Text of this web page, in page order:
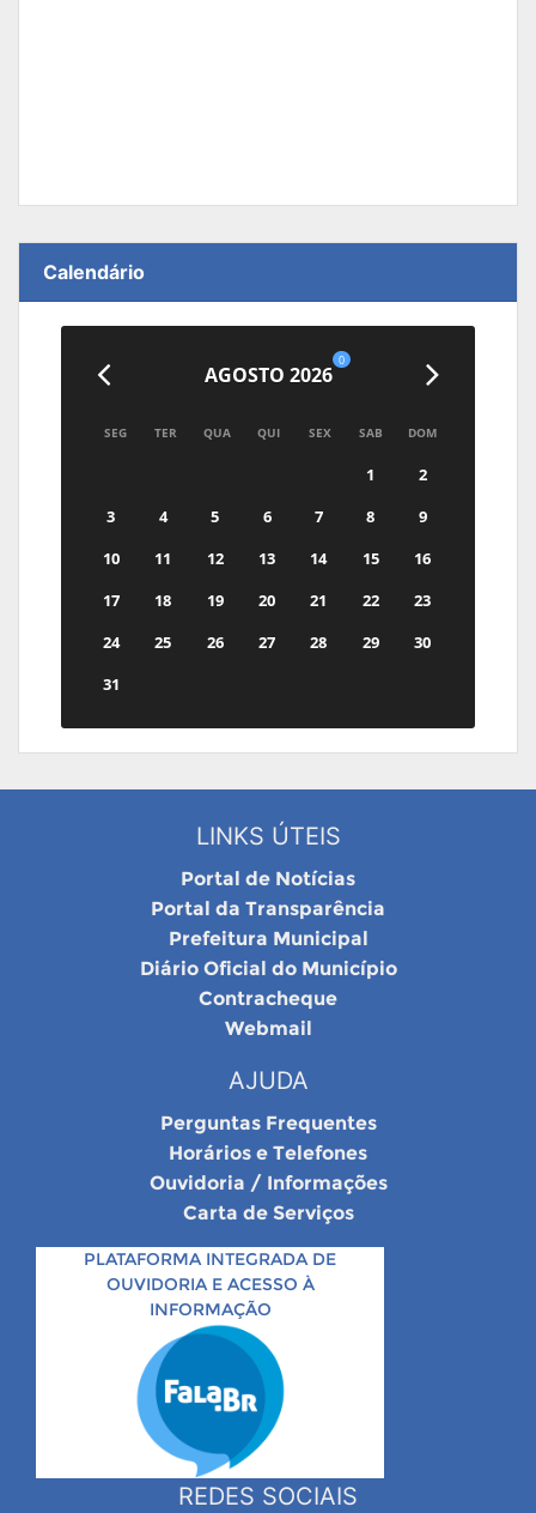
Calendário
AGOSTO 2026
0
SEG TER QUA QUI SEX SAB DOM
1
2
3
4 5 6 7 8
9
10
11 12 13 14 15
16
17
18 19 20 21 22
23
24
25 26 27 28 29
30
31
LINKS ÚTEIS
Portal de Notícias
Portal da Transparência
Prefeitura Municipal
Diário Oficial do Município
Contracheque
Webmail
AJUDA
Perguntas Frequentes
Horários e Telefones
Ouvidoria / Informações
Carta de Serviços
PLATAFORMA INTEGRADA DE
OUVIDORIA E ACESSO À
INFORMAÇÃO
REDES SOCIAIS